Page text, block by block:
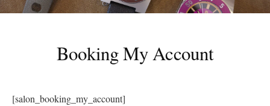
Booking My Account
[salon_booking_my_account]